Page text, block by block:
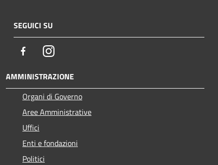
SEGUICI SU
FacebookInstagram
AMMINISTRAZIONE
Organi di Governo
Aree Amministrative
Uffici
Enti e fondazioni
Politici